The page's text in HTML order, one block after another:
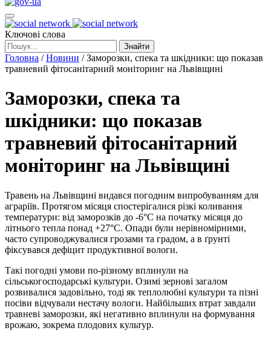
Ключові слова
Знайти
Головна /Новини /Заморозки, спека та шкідники: що показав
травневий фітосанітарний моніторинг на Львівщині
Заморозки, спека та
шкідники: що показав
травневий фітосанітарний
моніторинг на Львівщині
Травень на Львівщині видався погодним випробуванням для
аграріїв. Протягом місяця спостерігалися різкі коливання
температури: від заморозків до -6°С на початку місяця до
літнього тепла понад +27°С. Опади були нерівномірними,
часто супроводжувалися грозами та градом, а в ґрунті
фіксувався дефіцит продуктивної вологи.
Такі погодні умови по-різному вплинули на
сільськогосподарські культури. Озимі зернові загалом
розвивалися задовільно, тоді як теплолюбні культури та пізні
посіви відчували нестачу вологи. Найбільших втрат завдали
травневі заморозки, які негативно вплинули на формування
врожаю, зокрема плодових культур.